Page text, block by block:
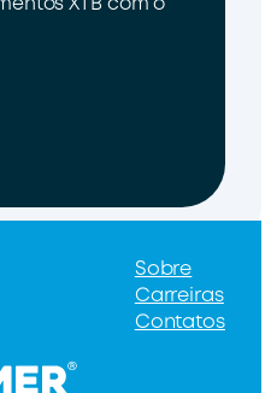
XTB com o
Sobre
Carreiras
Contatos